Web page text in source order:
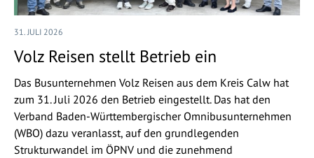
31. JULI 2026
Volz Reisen stellt Betrieb ein
Das Busunternehmen Volz Reisen aus dem Kreis Calw hat
zum 31. Juli 2026 den Betrieb eingestellt. Das hat den
Verband Baden-Württembergischer Omnibusunternehmen
(WBO) dazu veranlasst, auf den grundlegenden
Strukturwandel im ÖPNV und die zunehmend